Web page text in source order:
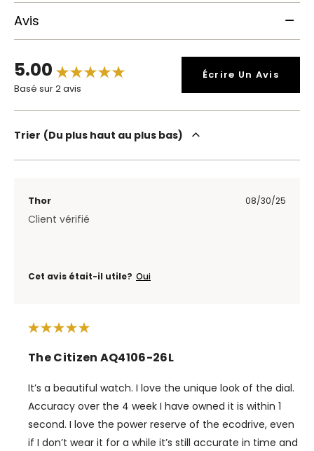
Avis
5.00
Basé sur 2 avis
Écrire Un Avis
Trier Du plus haut au plus bas
Thor 08/30/25
Client vérifié
Cet avis était-il utile? Oui
The Citizen AQ4106-26L
It’s a beautiful watch. I love the unique look of the dial.
Accuracy over the 4 week I have owned it is within 1
second. I love the power reserve of the ecodrive, even
if I don’t wear it for a while it’s still accurate in time and